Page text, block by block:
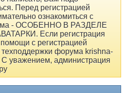
Перед регистрацией
ознакомиться с
- ОСОБЕННО В РАЗДЕЛЕ
Если регистрация
с регистрацией
форума krishna-
С уважением, администрация